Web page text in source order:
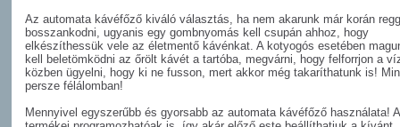
Az automata kávéfőző kiváló választás, ha nem akarunk már korán
bosszankodni, ugyanis egy gombnyomás kell csupán ahhoz, hogy
elkészíthessük vele az életmentő kávénkat. A kotyogós esetében
kell beletömködni az őrölt kávét a tartóba, megvárni, hogy felforrjon a
közben ügyelni, hogy ki ne fusson, mert akkor még takaríthatunk is!
persze félálomban!
Mennyivel egyszerűbb és gyorsabb az automata kávéfőző használata!